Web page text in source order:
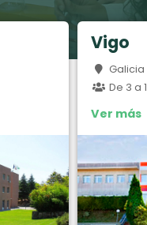
Vigo
Galicia
De 3 a
Ver más